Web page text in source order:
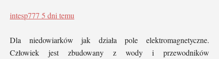
intesp777 5 dni temu
Dla niedowiarków jak działa pole elektromagnetyczne.
Człowiek jest zbudowany z wody i przewodników